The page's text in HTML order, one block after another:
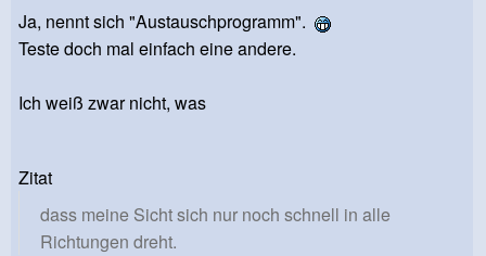
Ja, nennt sich "Austauschprogramm".
Teste doch mal einfach eine andere.
Ich weiß zwar nicht, was
Zitat
dass meine Sicht sich nur noch schnell in alle
Richtungen dreht.